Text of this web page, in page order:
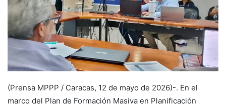
(Prensa MPPP / Caracas, 12 de mayo de 2026)-. En el
marco del Plan de Formación Masiva en Planificación